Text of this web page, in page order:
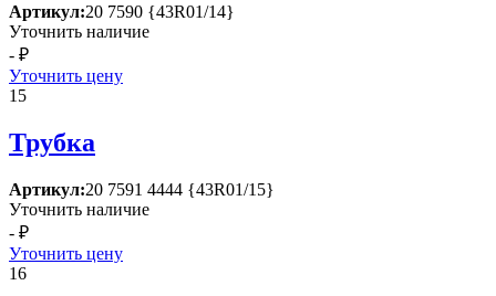
Артикул:20 7590 {43R01/14}
Уточнить наличие
- ₽
Уточнить цену
15
Трубка
Артикул:20 7591 4444 {43R01/15}
Уточнить наличие
- ₽
Уточнить цену
16